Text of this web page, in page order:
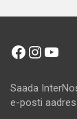
Facebook
Saada
e-posti